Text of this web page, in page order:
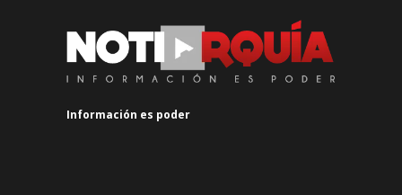
Información es poder